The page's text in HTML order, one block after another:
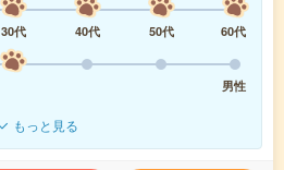
30代 40代 50代
60代
男性
もっと見る